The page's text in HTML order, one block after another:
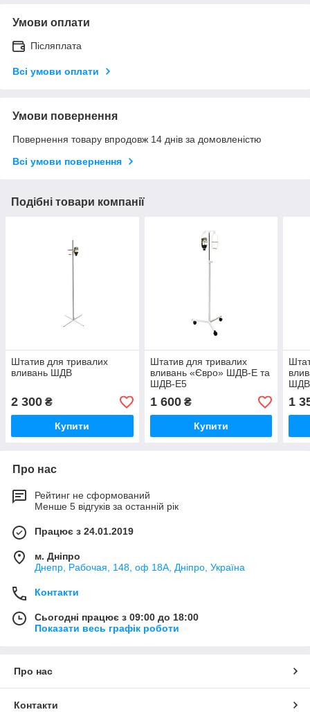
Умови оплати
Післяплата
Всі умови оплати
Умови повернення
Повернення товару впродовж 14 днів за домовленістю
Всі умови повернення
Подібні товари компанії
Штатив для тривалих
вливань ШДВ
2 300 ₴
Купити
Штатив для тривалих
вливань «Євро» ШДВ-Е та
ШДВ-Е5
1 600₴
Купити
1
Про нас
Рейтинг не сформований
Менше 5 відгуків за останній рік
Працює з 24.01.2019
м. Дніпро
Днепр, Рабочая, 148, оф 18А, Дніпро, Україна
Контакти
Сьогодні працює з 09:00 до 18:00
Показати весь графік роботи
Про нас
Контакти